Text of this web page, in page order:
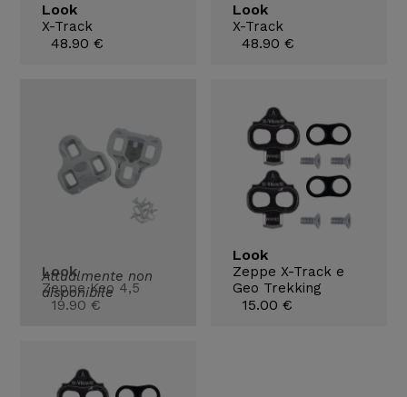
Look
X-Track
48.90 €
Look
X-Track
48.90 €
Look
Zeppe Keo 4,5
19.90 €
Attualmente non
disponibile
Look
Zeppe X-Track e
Geo Trekking
15.00 €